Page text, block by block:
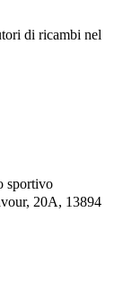
di ricambi nel
sportivo
20A, 13894